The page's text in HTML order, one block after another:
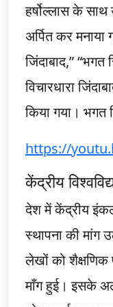
हर्षोल्लास के साथ
अर्पित कर
जिंदाबाद,” “भगत
विचारधारा
किया गया। भगत
https://
केंद्रीय
देश में केंद्रीय
स्थापना की मांग
लेखों को शैक्षणिक
माँग हुई। इसके